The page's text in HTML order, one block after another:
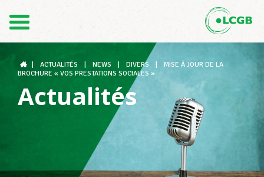
DE
Le LCGB
Structures syndicales
ACTUALITÉS NEWS DIVERS
MISE À JOUR DE LA
BROCHURE « VOS PRESTATIONS SOCIALES »
Actualités